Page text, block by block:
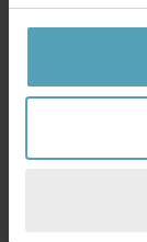
BRILLIANT
Mosako Ø50